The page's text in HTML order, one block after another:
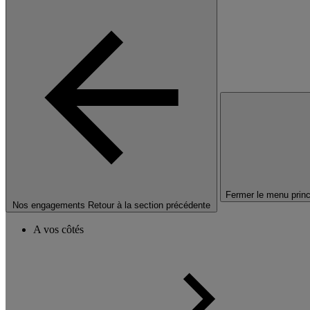
Nos engagements Retour à la section précédente
Fermer le menu
A vos côtés